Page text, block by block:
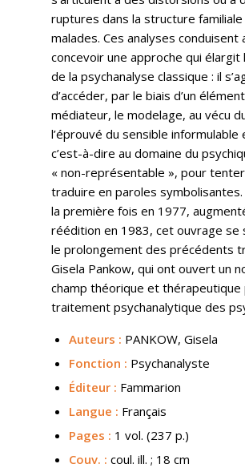
ruptures dans la structure
malades. Ces analyses conduisent
concevoir une approche qui élargit
de la psychanalyse classique : il
d’accéder, par le biais d’un élément
médiateur, le modelage, au vécu
l’éprouvé du sensible informulable
c’est-à-dire au domaine du
« non-représentable », pour
traduire en paroles
la première fois en 1977,
réédition en 1983, cet ouvrage se
le prolongement des précédents
Gisela Pankow, qui ont ouvert un
champ théorique et thérapeutique
traitement psychanalytique des
Auteurs : PANKOW, Gisela
Fonction : Psychanalyste
Éditeur : Fammarion
Langue : Français
Pages : 1 vol. (237 p.)
Couv. : coul. ill. ; 18 cm